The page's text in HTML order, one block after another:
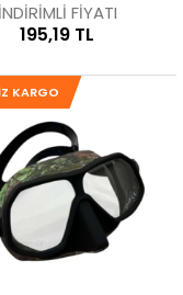
İNDİRİMLİ FİYATI
195,19 TL
KARGO